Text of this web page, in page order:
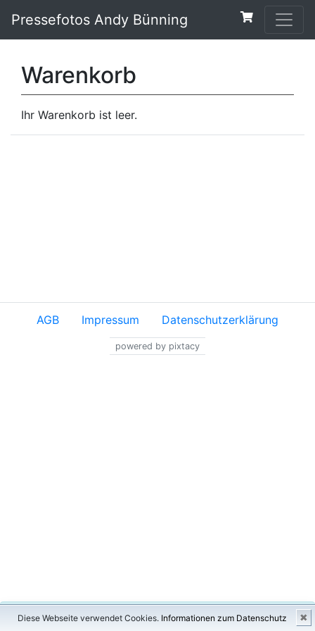
Diese Webseite verwendet Cookies. Informationen zum Datenschutz ✖
Pressefotos Andy Bünning
Warenkorb
Ihr Warenkorb ist leer.
×
AGB Impressum Datenschutzerklärung
powered by pixtacy